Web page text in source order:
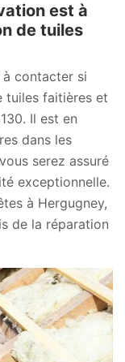
est à
de tuiles
à contacter si
tuiles faitières et
Il est en
dans les
serez assuré
exceptionnelle.
à Hergugney,
de la réparation